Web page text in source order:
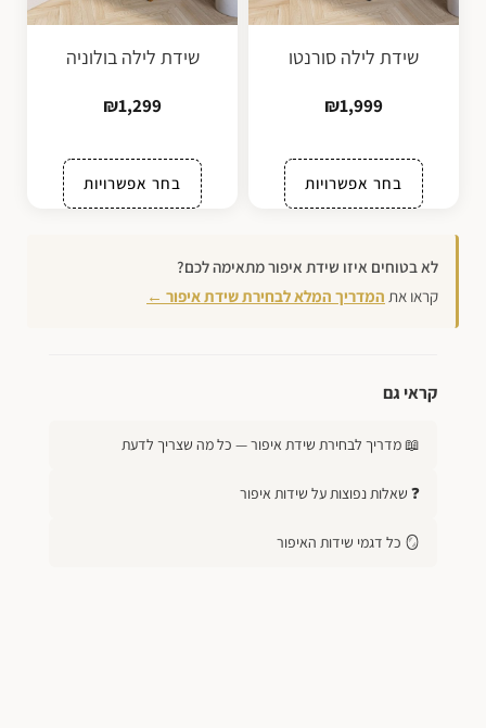
שידת לילה סורנטו
₪1,999
בחר אפשרויות
שידת לילה בולוניה
₪1,299
בחר אפשרויות
לא בטוחים איזו שידת איפור מתאימה לכם?
קראו את המדריך המלא לבחירת שידת איפור ←
קראי גם
📖 מדריך לבחירת שידת איפור — כל מה שצריך לדעת
❓ שאלות נפוצות על שידות איפור
🪞 כל דגמי שידות האיפור